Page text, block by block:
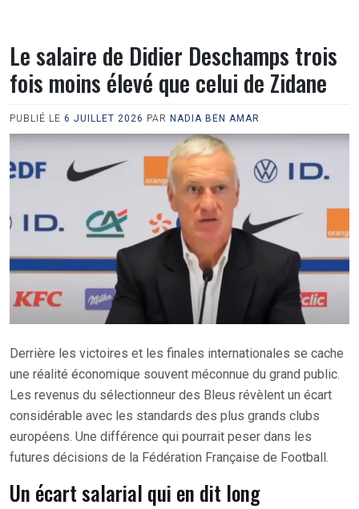
Le salaire de Didier Deschamps trois
fois moins élevé que celui de Zidane
PUBLIÉ LE 6 JUILLET 2026 PAR NADIA BEN AMAR
Derrière les victoires et les finales internationales se cache
une réalité économique souvent méconnue du grand public.
Les revenus du sélectionneur des Bleus révèlent un écart
considérable avec les standards des plus grands clubs
européens. Une différence qui pourrait peser dans les
futures décisions de la Fédération Française de Football.
Un écart salarial qui en dit long